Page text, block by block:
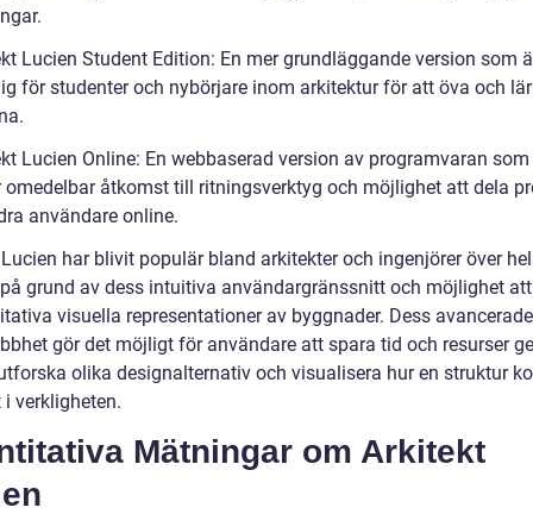
Lucien Student Edition: En mer grundläggande version som
för studenter och nybörjare inom arkitektur för att öva och
Lucien Online: En webbaserad version av programvaran som
omedelbar åtkomst till ritningsverktyg och möjlighet att dela
användare online.
har blivit populär bland arkitekter och ingenjörer över
grund av dess intuitiva användargränssnitt och möjlighet
visuella representationer av byggnader. Dess
gör det möjligt för användare att spara tid och resurser
olika designalternativ och visualisera hur en struktur
verkligheten.
Mätningar om Arkitekt